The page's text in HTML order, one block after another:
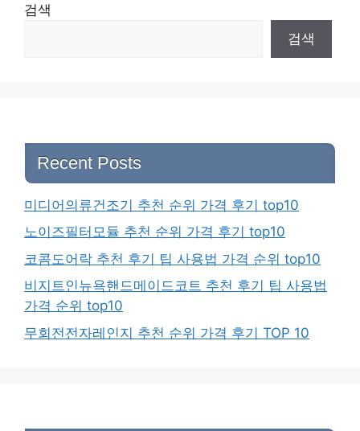
검색
검색
Recent Posts
미디어의류건조기 추천 순위 가격 후기 top10
노이즈필터모듈 추천 순위 가격 후기 top10
코콤도어락 추천 후기 팁 사용법 가격 순위 top10
비지트인뉴욕핸드메이드코트 추천 후기 팁 사용법
가격 순위 top10
무회전전자레인지 추천 순위 가격 후기 TOP 10